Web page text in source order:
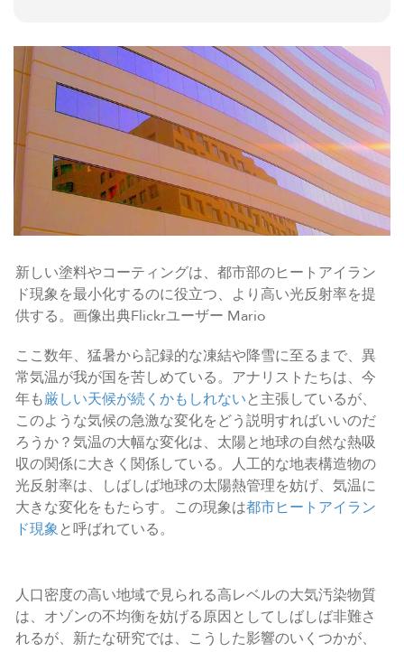
新しい塗料やコーティングは、都市部のヒートアイラン
ド現象を最小化するのに役立つ、より高い光反射率を提
供する。画像出典Flickrユーザー Mario
ここ数年、猛暑から記録的な凍結や降雪に至るまで、異
常気温が我が国を苦しめている。アナリストたちは、今
年も厳しい天候が続くかもしれないと主張しているが、
このような気候の急激な変化をどう説明すればいいのだ
ろうか？気温の大幅な変化は、太陽と地球の自然な熱吸
収の関係に大きく関係している。人工的な地表構造物の
光反射率は、しばしば地球の太陽熱管理を妨げ、気温に
大きな変化をもたらす。この現象は都市ヒートアイラン
ド現象と呼ばれている。
人口密度の高い地域で見られる高レベルの大気汚染物質
は、オゾンの不均衡を妨げる原因としてしばしば非難さ
れるが、新たな研究では、こうした影響のいくつかが、